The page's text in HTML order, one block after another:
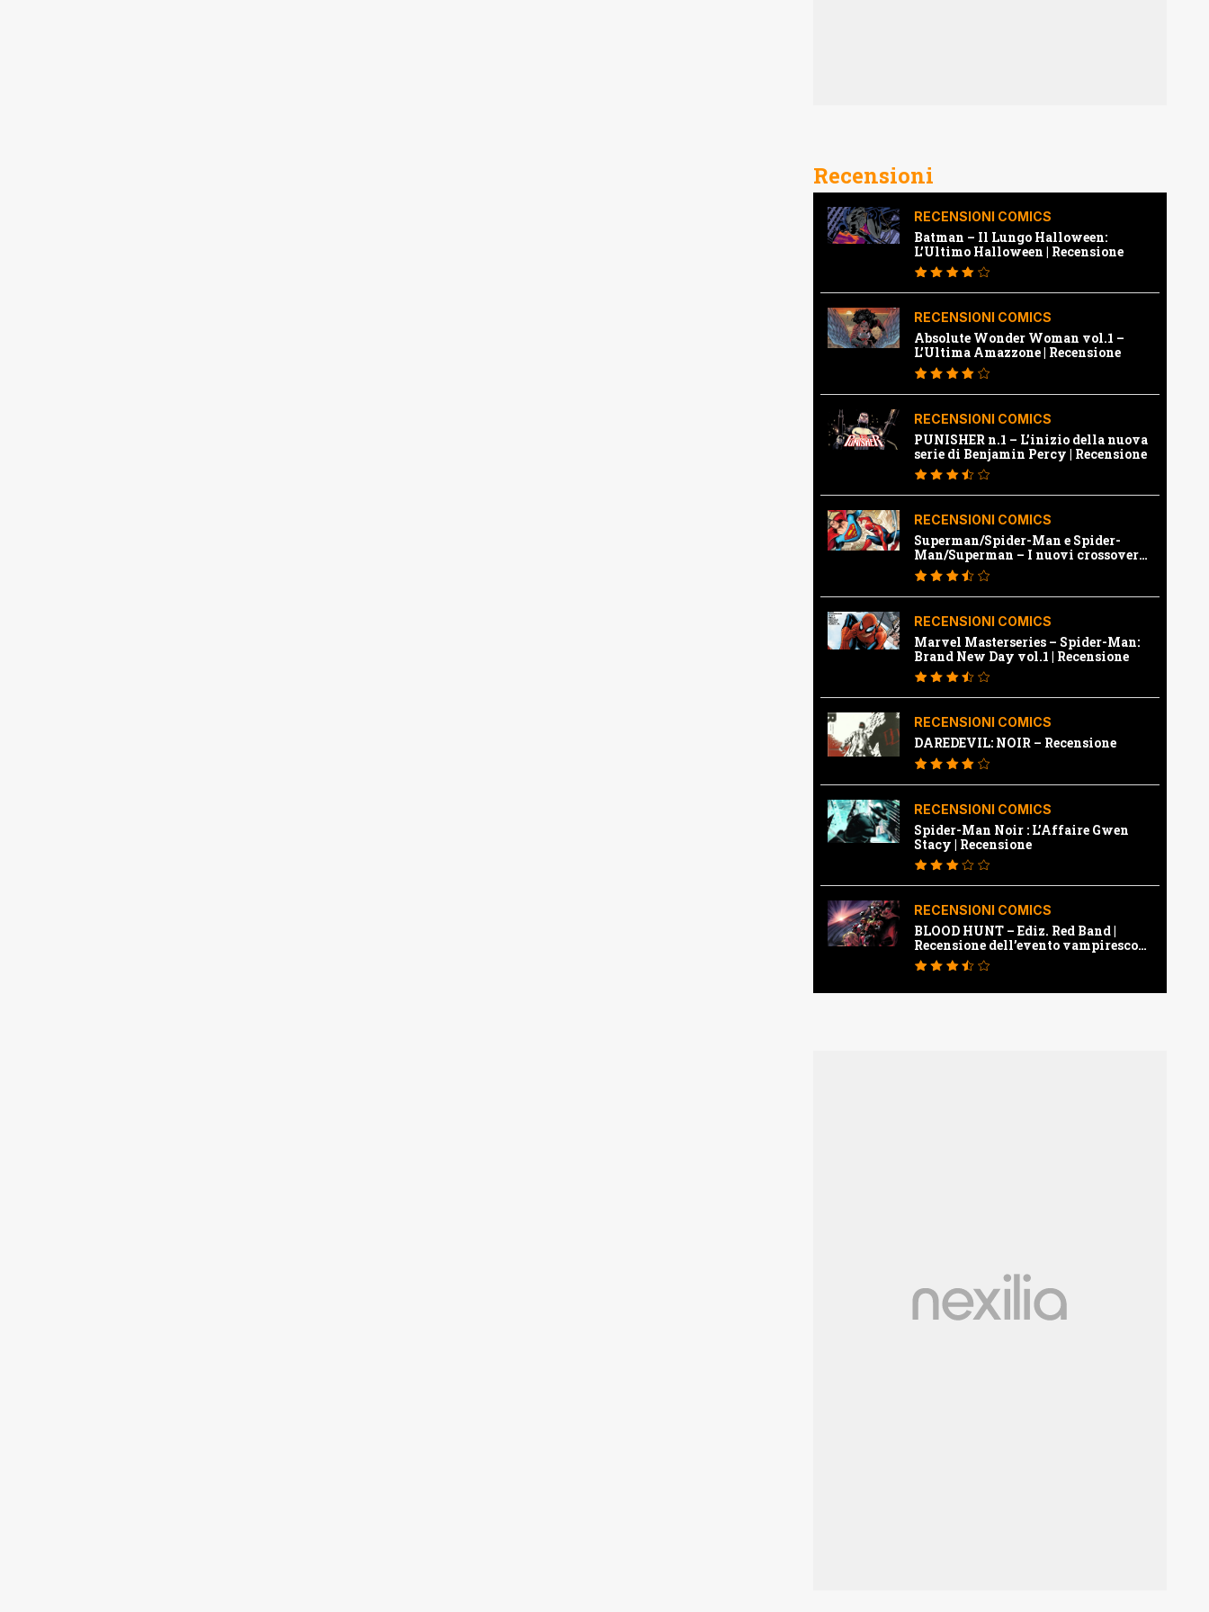
Recensioni
RECENSIONI COMICS
Batman – Il Lungo Halloween:
L’Ultimo Halloween | Recensione
RECENSIONI COMICS
Absolute Wonder Woman vol.1 –
L’Ultima Amazzone | Recensione
RECENSIONI COMICS
PUNISHER n.1 – L’inizio della nuova
serie di Benjamin Percy | Recensione
RECENSIONI COMICS
Superman/Spider-Man e Spider-
Man/Superman – I nuovi crossover
Marvel e Dc | Recensione
RECENSIONI COMICS
Marvel Masterseries – Spider-Man:
Brand New Day vol.1 | Recensione
RECENSIONI COMICS
DAREDEVIL: NOIR – Recensione
RECENSIONI COMICS
Spider-Man Noir : L’Affaire Gwen
Stacy | Recensione
RECENSIONI COMICS
BLOOD HUNT – Ediz. Red Band |
Recensione dell’evento vampiresco
della Marvel